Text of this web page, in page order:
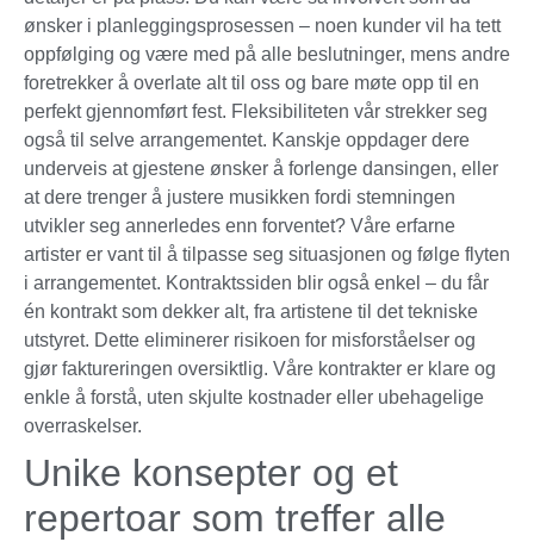
ønsker i planleggingsprosessen – noen kunder vil ha tett
oppfølging og være med på alle beslutninger, mens andre
foretrekker å overlate alt til oss og bare møte opp til en
perfekt gjennomført fest. Fleksibiliteten vår strekker seg
også til selve arrangementet. Kanskje oppdager dere
underveis at gjestene ønsker å forlenge dansingen, eller
at dere trenger å justere musikken fordi stemningen
utvikler seg annerledes enn forventet? Våre erfarne
artister er vant til å tilpasse seg situasjonen og følge flyten
i arrangementet. Kontraktssiden blir også enkel – du får
én kontrakt som dekker alt, fra artistene til det tekniske
utstyret. Dette eliminerer risikoen for misforståelser og
gjør faktureringen oversiktlig. Våre kontrakter er klare og
enkle å forstå, uten skjulte kostnader eller ubehagelige
overraskelser.
Unike konsepter og et
repertoar som treffer alle